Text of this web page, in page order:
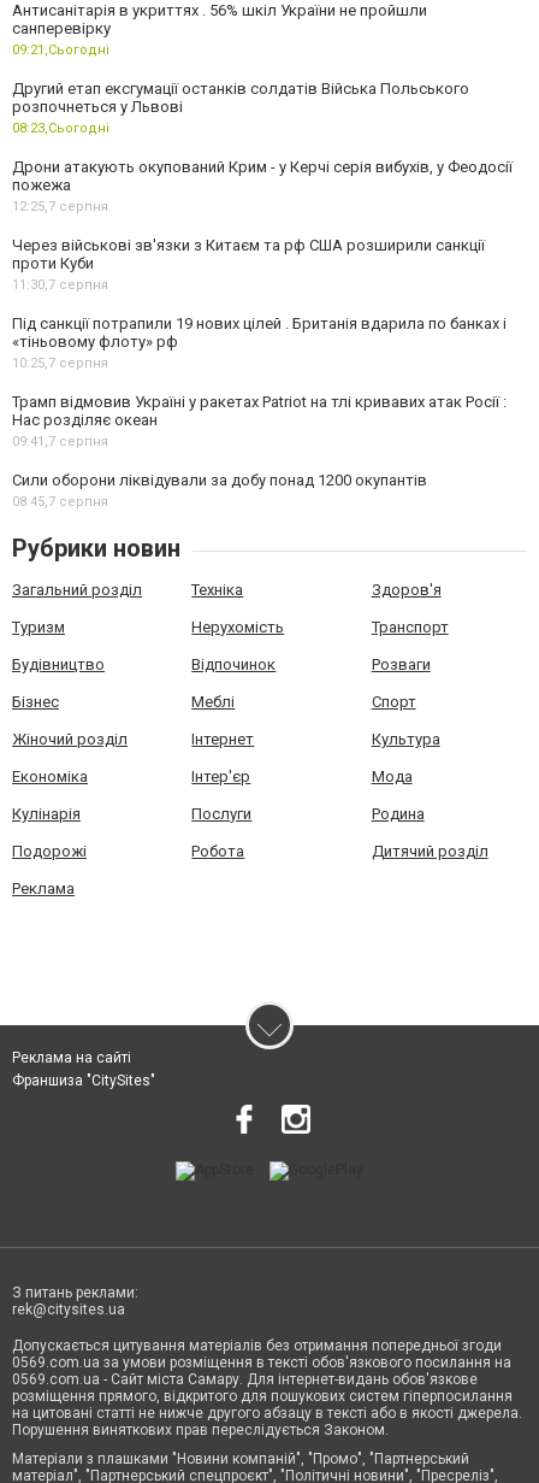
Антисанітарія в укриттях . 56% шкіл України не пройшли
санперевірку
09:21,Сьогодні
Другий етап ексгумації останків солдатів Війська Польського
розпочнеться у Львові
08:23,Сьогодні
Дрони атакують окупований Крим - у Керчі серія вибухів, у Феодосії
пожежа
12:25,7 серпня
Через військові зв'язки з Китаєм та рф США розширили санкції
проти Куби
11:30,7 серпня
Під санкції потрапили 19 нових цілей . Британія вдарила по банках і
«тіньовому флоту» рф
10:25,7 серпня
Трамп відмовив Україні у ракетах Patriot на тлі кривавих атак Росії :
Нас розділяє океан
09:41,7 серпня
Сили оборони ліквідували за добу понад 1200 окупантів
08:45,7 серпня
Рубрики новин
Загальний розділ Техніка Здоров'я
Туризм Нерухомість Транспорт
Будівництво Відпочинок Розваги
Бізнес Меблі Спорт
Жіночий розділ Інтернет Культура
Економіка Інтер'єр Мода
Кулінарія Послуги Родина
Подорожі Робота Дитячий розділ
Реклама
Реклама на сайті
Франшиза "CitySites"
З питань реклами:
rek@citysites.ua
Допускається цитування матеріалів без отримання попередньої згоди
0569.com.ua за умови розміщення в тексті обов'язкового посилання на
0569.com.ua - Сайт міста Самару. Для інтернет-видань обов'язкове
розміщення прямого, відкритого для пошукових систем гіперпосилання
на цитовані статті не нижче другого абзацу в тексті або в якості джерела.
Порушення виняткових прав переслідується Законом.
Матеріали з плашками "Новини компаній", "Промо", "Партнерський
матеріал", "Партнерський спецпроєкт", "Політичні новини", "Пресреліз",